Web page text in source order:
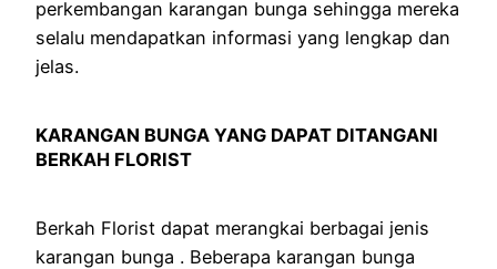
perkembangan karangan bunga sehingga mereka
selalu mendapatkan informasi yang lengkap dan
jelas.
KARANGAN BUNGA YANG DAPAT DITANGANI
BERKAH FLORIST
Berkah Florist dapat merangkai berbagai jenis
karangan bunga . Beberapa karangan bunga